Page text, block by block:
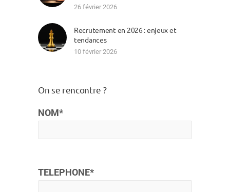
26 février 2026
Recrutement en 2026 : enjeux et
tendances
10 février 2026
On se rencontre ?
NOM*
TELEPHONE*